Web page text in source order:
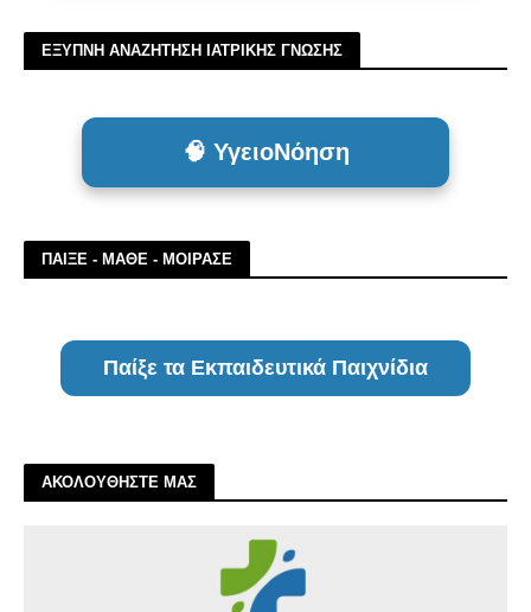
ΕΞΥΠΝΗ ΑΝΑΖΗΤΗΣΗ ΙΑΤΡΙΚΗΣ ΓΝΩΣΗΣ
🧠 ΥγειοΝόηση
ΠΑΙΞΕ - ΜΑΘΕ - ΜΟΙΡΑΣΕ
Παίξε τα Εκπαιδευτικά Παιχνίδια
ΑΚΟΛΟΥΘΗΣΤΕ ΜΑΣ